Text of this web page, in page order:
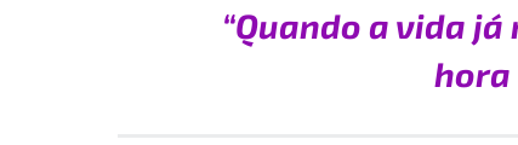
“Quando a vida
hora